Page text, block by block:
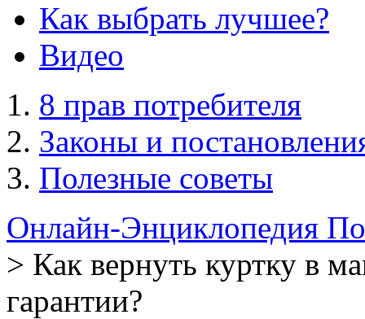
Как выбрать лучшее?
Видео
8 прав потребителя
Законы и
Полезные советы
Онлайн-Энциклопедия
> Как вернуть куртку в
гарантии?